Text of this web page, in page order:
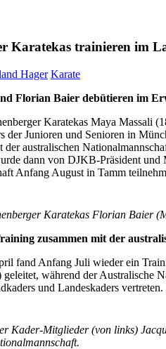
Karatekas trainieren im
Hager Karate
Florian Baier debütieren im
Karatekas Maya Massali
der Junioren und Senioren in
der australischen
dann von DJKB-Präsident
Anfang August in Tamm
Karatekas Florian Baier
zusammen mit der
fand Anfang Juli wieder ein
während der Australische
und Landeskaders vertreten.
Kader-Mitglieder (von links)